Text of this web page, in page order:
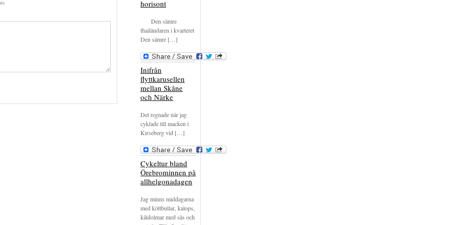
horisont
Den sämre
thailändaren i kvarteret
Den sämre […]
Inifrån
flyttkarusellen
mellan Skåne
och Närke
Det regnade när jag
cyklade till macken i
Kirseberg vid […]
Cykeltur bland
Örebrominnen på
allhelgonadagen
Jag minns middagarna
med köttbullar, kalops,
kåldolmar med sås och